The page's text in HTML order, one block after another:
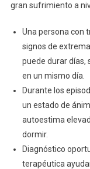
gran sufrimiento a
Una persona con
signos de
puede durar días,
en un mismo día.
Durante los
un estado de
autoestima
dormir.
Diagnóstico
terapéutica